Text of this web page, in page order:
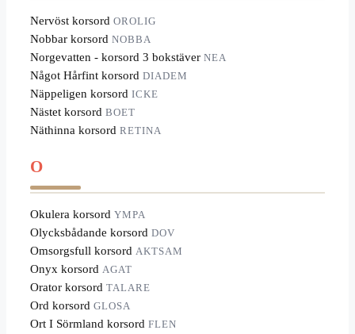
Nervöst korsord OROLIG
Nobbar korsord NOBBA
Norgevatten - korsord 3 bokstäver NEA
Något Hårfint korsord DIADEM
Näppeligen korsord ICKE
Nästet korsord BOET
Näthinna korsord RETINA
O
Okulera korsord YMPA
Olycksbådande korsord DOV
Omsorgsfull korsord AKTSAM
Onyx korsord AGAT
Orator korsord TALARE
Ord korsord GLOSA
Ort I Sörmland korsord FLEN